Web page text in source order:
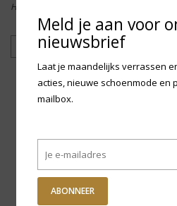
Home
Filteren
-30% KORTING
Meld je aan voor
nieuwsbrief
Laat je maandelijks verrassen
acties, nieuwe schoenmode en
mailbox.
ABONNEER